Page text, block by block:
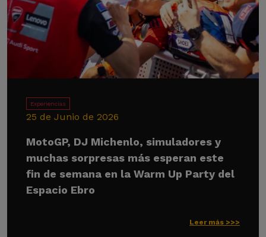
Experiencias
25 de Junio de 2026
MotoGP, DJ Michenlo, simuladores y
muchas sorpresas más esperan este
fin de semana en la Warm Up Party del
Espacio Ebro
Leer más >>>